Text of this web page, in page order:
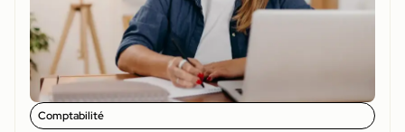
Comptabilité